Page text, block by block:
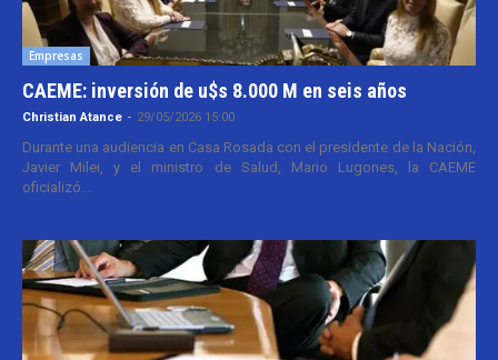
Empresas
CAEME: inversión de u$s 8.000 M en seis años
Christian Atance - 29/05/2026 15:00
Durante una audiencia en Casa Rosada con el presidente de la Nación,
Javier Milei, y el ministro de Salud, Mario Lugones, la CAEME
oficializó...